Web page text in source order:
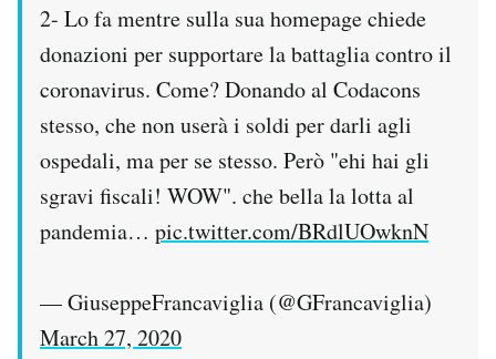
2- Lo fa mentre sulla sua homepage chiede
donazioni per supportare la battaglia contro il
coronavirus. Come? Donando al Codacons
stesso, che non userà i soldi per darli agli
ospedali, ma per se stesso. Però "ehi hai gli
sgravi fiscali! WOW". che bella la lotta al
pandemia… pic.twitter.com/BRdlUOwknN
— GiuseppeFrancaviglia (@GFrancaviglia)
March 27, 2020